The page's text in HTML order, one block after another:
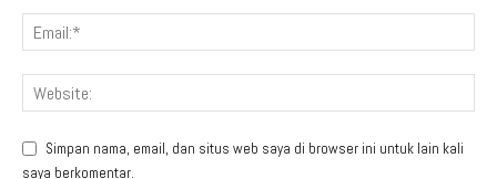
Simpan nama, email, dan situs web saya di browser ini untuk lain kali
saya berkomentar.